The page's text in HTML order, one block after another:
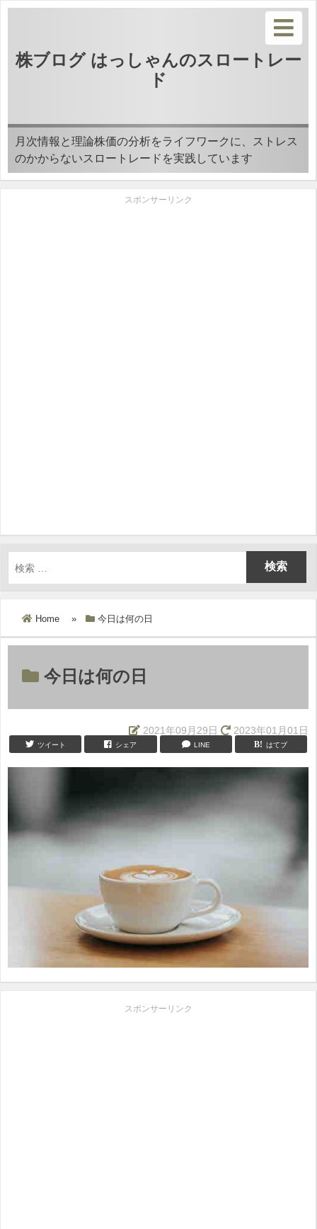
株ブログ はっしゃんのスロートレー
ド
月次情報と理論株価の分析をライフワークに、ストレス
のかからないスロートレードを実践しています
スポンサーリンク
Home » 今日は何の日
今日は何の日
2021年09月29日 2023年01月01日
ツイート シェア LINE はてブ
スポンサーリンク